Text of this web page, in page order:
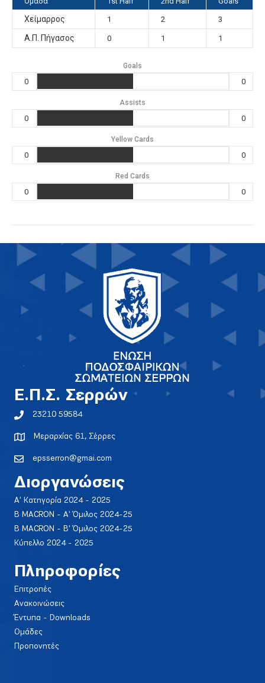
Χείμαρρος 1 2 3
Α.Π. Πήγασος 0 1 1
Goals
0 0
Assists
0 0
Yellow Cards
0 0
Red Cards
0 0
E.Π.Σ. Σερρών
23210 59584
Μεραρχίας 61, Σέρρες
epsserron@gmai.com
Διοργανώσεις
Α' Κατηγορία 2024 - 2025
Β MACRON - Α' Όμιλος 2024-25
Β MACRON - Β' Όμιλος 2024-25
Κύπελλο 2024 - 2025
Πληροφορίες
Επιτροπές
Ανακοινώσεις
Έντυπα - Downloads
Ομάδες
Προπονητές